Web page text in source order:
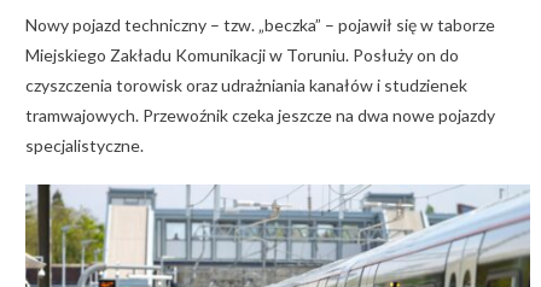
Nowy pojazd techniczny – tzw. „beczka” – pojawił się w taborze
Miejskiego Zakładu Komunikacji w Toruniu. Posłuży on do
czyszczenia torowisk oraz udrażniania kanałów i studzienek
tramwajowych. Przewoźnik czeka jeszcze na dwa nowe pojazdy
specjalistyczne.